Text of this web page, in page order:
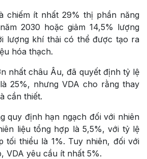
chiếm ít nhất 29% thị phần năng
2030 hoặc giảm 14,5% lượng
lượng khí thải có thể được tạo ra
hóa thạch.
nhất châu Âu, đã quyết định tỷ lệ
25%, nhưng VDA cho rằng thay
cần thiết.
quy định hạn ngạch đối với nhiên
liệu tổng hợp là 5,5%, với tỷ lệ
tối thiểu là 1%. Tuy nhiên, đối với
VDA yêu cầu ít nhất 5%.